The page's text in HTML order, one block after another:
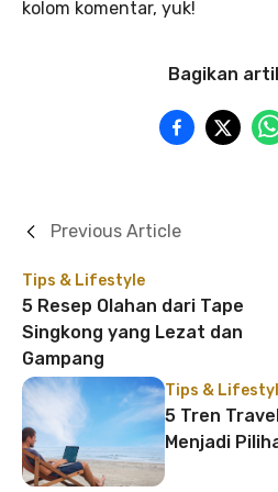
kolom komentar, yuk!
Bagikan
Tips & Lifestyle
5 Resep Olahan dari Tape
Singkong yang Lezat dan
Gampang
Previous Article
Tips &
5 Tren
Menjadi